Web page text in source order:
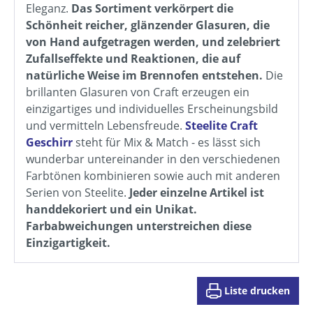
Eleganz. Das Sortiment verkörpert die
Schönheit reicher, glänzender Glasuren, die
von Hand aufgetragen werden, und zelebriert
Zufallseffekte und Reaktionen, die auf
natürliche Weise im Brennofen entstehen. Die
brillanten Glasuren von Craft erzeugen ein
einzigartiges und individuelles Erscheinungsbild
und vermitteln Lebensfreude. Steelite Craft
Geschirrsteht für Mix & Match - es lässt sich
wunderbar untereinander in den verschiedenen
Farbtönen kombinieren sowie auch mit anderen
Serien von Steelite. Jeder einzelne Artikel ist
handdekoriert und ein Unikat.
Farbabweichungen unterstreichen diese
Einzigartigkeit.
Liste drucken